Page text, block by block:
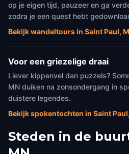
op je eigen tijd, pauzeer en ga
zodra je een quest hebt
Bekijk wandeltours in Saint Paul,
Voor een griezelige draai
Liever kippenvel dan puzzels?
MN duiken na zonsondergang in
duistere legendes.
Bekijk spokentochten in Saint
Steden in de